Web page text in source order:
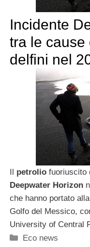
Incidente
tra le cause
delfini nel
petrolio fuoriuscito
Deepwater Horizon
che hanno portato alla
Golfo del Messico,
University of Central
Categorie
Eco news